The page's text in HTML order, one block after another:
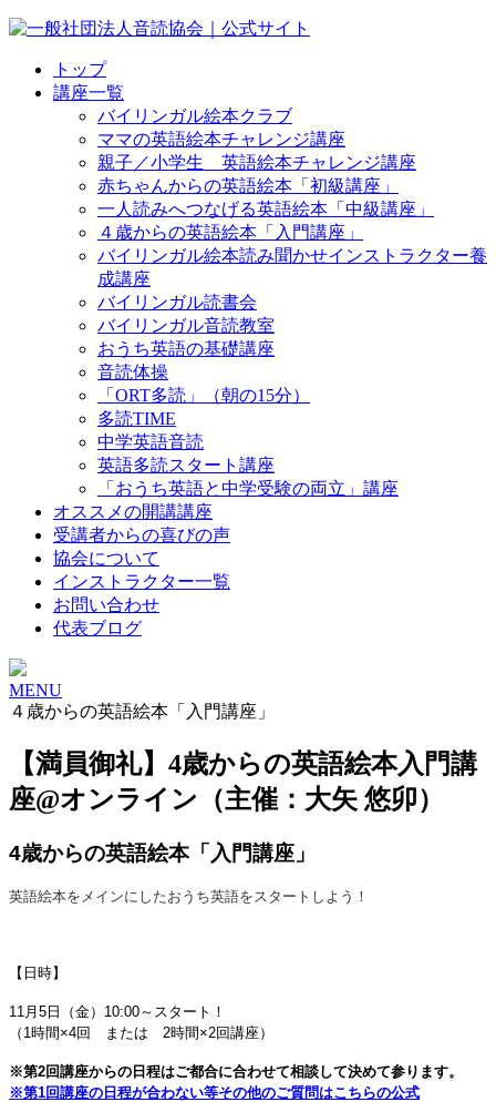
トップ
講座一覧
バイリンガル絵本クラブ
ママの英語絵本チャレンジ講座
親子／小学生 英語絵本チャレンジ講座
赤ちゃんからの英語絵本「初級講座」
一人読みへつなげる英語絵本「中級講座」
４歳からの英語絵本「入門講座」
バイリンガル絵本読み聞かせインストラクター養
成講座
バイリンガル読書会
バイリンガル音読教室
おうち英語の基礎講座
音読体操
「ORT多読」（朝の15分）
多読TIME
中学英語音読
英語多読スタート講座
「おうち英語と中学受験の両立」講座
オススメの開講講座
受講者からの喜びの声
協会について
インストラクター一覧
お問い合わせ
代表ブログ
MENU
４歳からの英語絵本「入門講座」
【満員御礼】4歳からの英語絵本入門講
座@オンライン（主催：大矢 悠卯）
4歳からの英語絵本「入門講座」
英語絵本をメインにしたおうち英語をスタートしよう！
【日時】
11月5日（金）10:00～スタート！
（1時間×4回 または 2時間×2回講座）
※第2回講座からの日程はご都合に合わせて相談して決めて参ります。
※第1回講座の日程が合わない等その他のご質問はこちらの公式